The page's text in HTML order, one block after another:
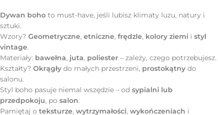
Dywan boho to must-have, jeśli lubisz klimaty luzu, natury i
sztuki.
Wzory? Geometryczne, etniczne, frędzle, kolory ziemi i styl
vintage.
Materiały: bawełna, juta, poliester – zależy, czego potrzebujesz.
Kształty? Okrągły do małych przestrzeni, prostokątny do
salonu.
Styl boho pasuje niemal wszędzie – od sypialni lub
przedpokoju, po salon.
Pamiętaj o teksturze, wytrzymałości, wykończeniach i